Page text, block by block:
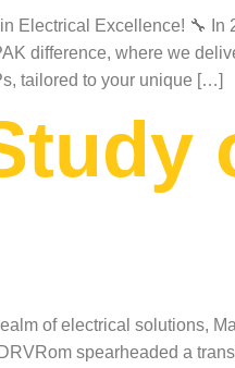
Electrical Excellence! 🔧
difference, where we
tailored to your unique […]
of electrical solutions,
spearheaded a